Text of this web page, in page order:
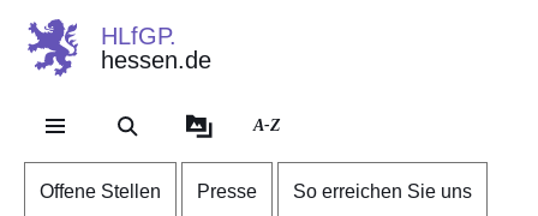
HLfGP.
hessen.de
A-Z
Offene Stellen Presse So erreichen Sie uns